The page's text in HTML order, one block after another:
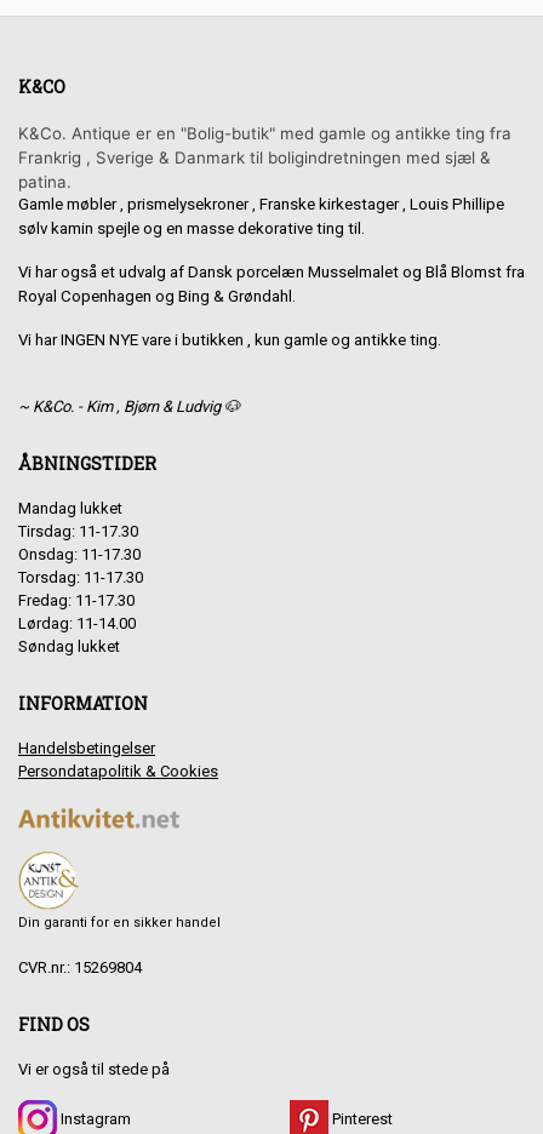
K&CO
K&Co. Antique er en "Bolig-butik" med gamle og antikke ting fra
Frankrig , Sverige & Danmark til boligindretningen med sjæl &
patina.
Gamle møbler , prismelysekroner , Franske kirkestager , Louis Phillipe
sølv kamin spejle og en masse dekorative ting til.
Vi har også et udvalg af Dansk porcelæn Musselmalet og Blå Blomst fra
Royal Copenhagen og Bing & Grøndahl.
Vi har INGEN NYE vare i butikken , kun gamle og antikke ting.
~ K&Co. - Kim , Bjørn & Ludvig 🐶
ÅBNINGSTIDER
Mandag lukket
Tirsdag: 11-17.30
Onsdag: 11-17.30
Torsdag: 11-17.30
Fredag: 11-17.30
Lørdag: 11-14.00
Søndag lukket
INFORMATION
Handelsbetingelser
Persondatapolitik & Cookies
Din garanti for en sikker handel
CVR.nr.: 15269804
FIND OS
Vi er også til stede på
Instagram Pinterest